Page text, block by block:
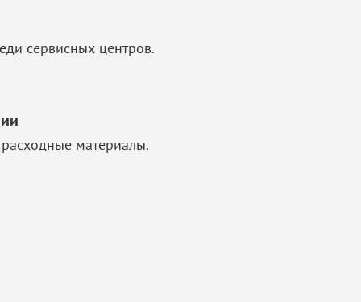
сервисных центров.
материалы.